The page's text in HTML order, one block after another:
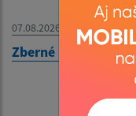
07.08.2026
Zberné miesto -